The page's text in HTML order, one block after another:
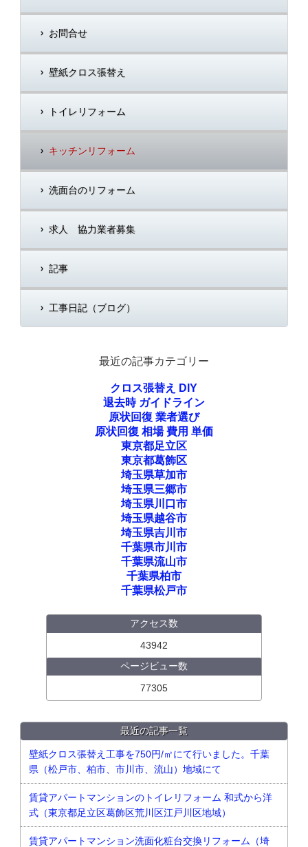
お問合せ
壁紙クロス張替え
トイレリフォーム
キッチンリフォーム
洗面台のリフォーム
求人 協力業者募集
記事
工事日記（ブログ）
最近の記事カテゴリー
クロス張替え DIY
退去時 ガイドライン
原状回復 業者選び
原状回復 相場 費用 単価
東京都足立区
東京都葛飾区
埼玉県草加市
埼玉県三郷市
埼玉県川口市
埼玉県越谷市
埼玉県吉川市
千葉県市川市
千葉県流山市
千葉県柏市
千葉県松戸市
アクセス数
43942
ページビュー数
77305
最近の記事一覧
壁紙クロス張替え工事を750円/㎡にて行いました。千葉
県（松戸市、柏市、市川市、流山）地域にて
賃貸アパートマンションのトイレリフォーム 和式から洋
式（東京都足立区葛飾区荒川区江戸川区地域）
賃貸アパートマンション洗面化粧台交換リフォーム（埼